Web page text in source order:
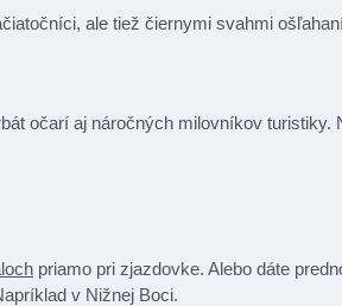
ale tiež čiernymi svahmi
očarí aj náročných milovníkov turistiky.
priamo pri zjazdovke. Alebo dáte
v Nižnej Boci.